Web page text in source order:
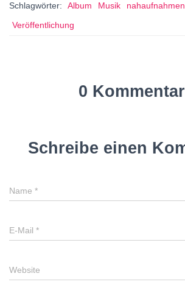
Schlagwörter: Album Musik nahaufnahmen
Veröffentlichung
0
Schreibe einen
Name *
E-Mail *
Website